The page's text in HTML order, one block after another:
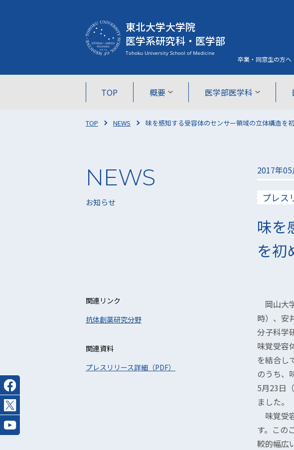
東北大学大学院
医学系研究科・医学部
TOP 概要 医学部医学科
卒業・同窓生の方へ
TOP NEWS 味を感知する受容体のセンサー領域の立体構造を
お知らせ
2017年
プレス
味を
を初
岡山大
時）、安
分子科学
味覚受容
を結合し
のうち、
5月23日
ました。
味覚受
す。この
較的幅広
関連リンク
抗体創薬研究分野
関連資料
プレスリリース詳細（PDF）